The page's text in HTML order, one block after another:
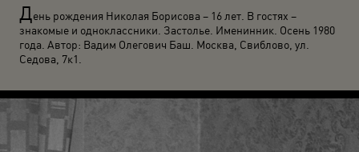
День рождения Николая Борисова – 16 лет. В гостях –
знакомые и одноклассники. Застолье. Именинник. Осень 1980
года. Автор: Вадим Олегович Баш. Москва, Свиблово, ул.
Седова, 7к1.